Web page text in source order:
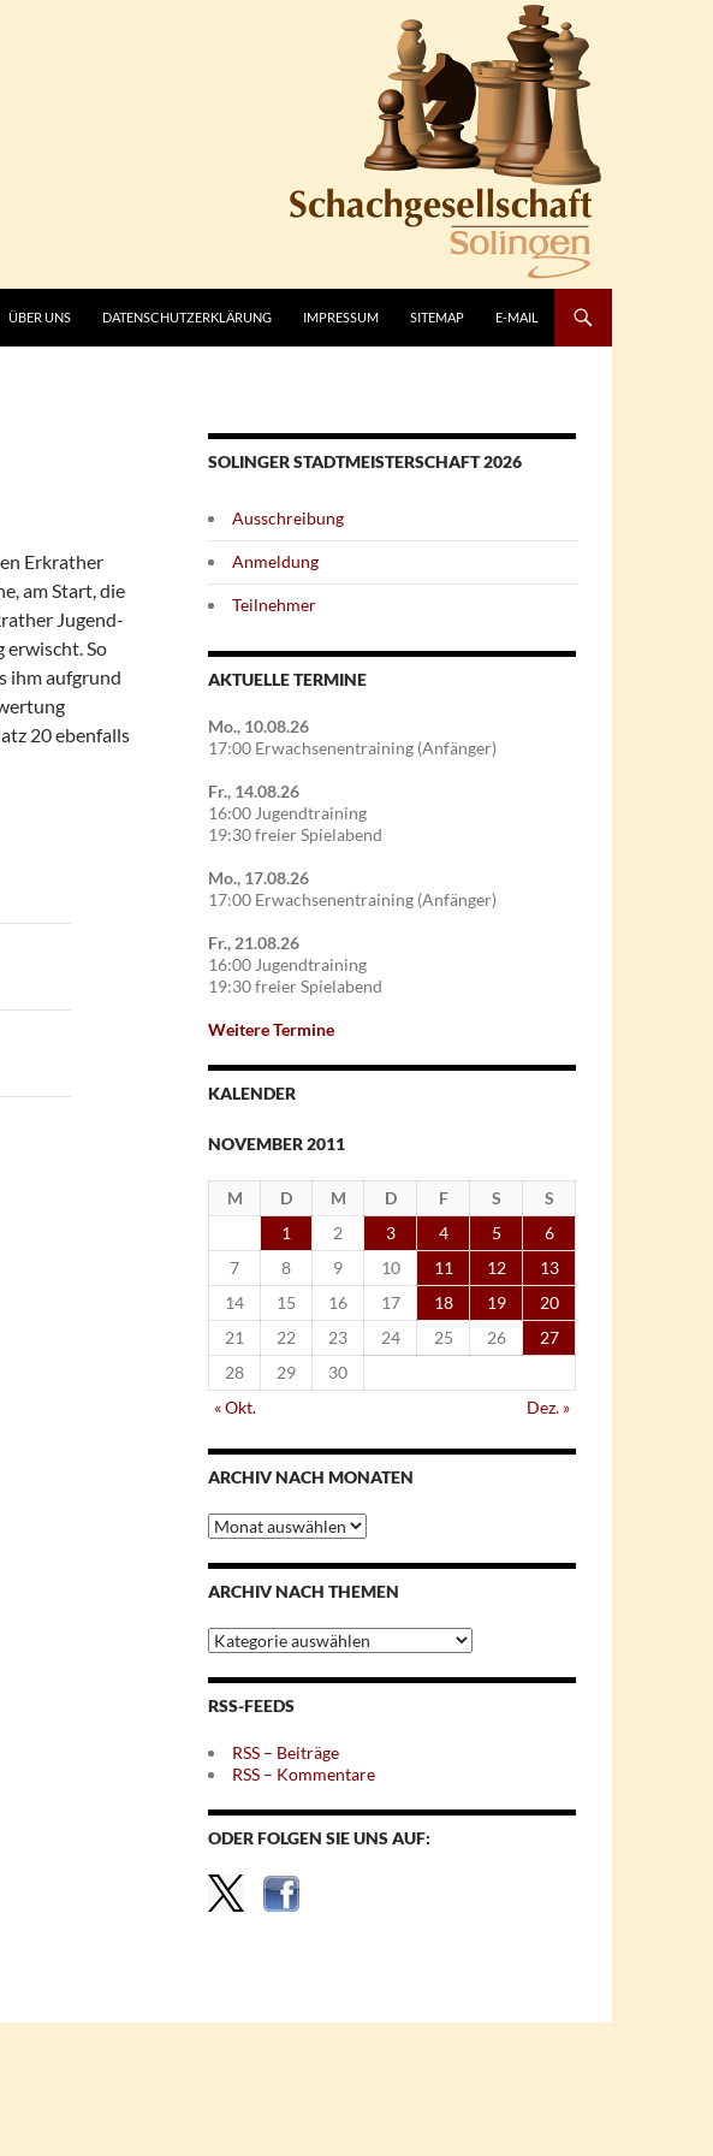
ÜBER UNS DATENSCHUTZERKLÄRUNG IMPRESSUM SITEMAP E-MAIL
Erkrather
am Start, die
Jugend-
erwischt. So
ihm aufgrund
20 ebenfalls
SOLINGER STADTMEISTERSCHAFT 2026
Ausschreibung
Anmeldung
Teilnehmer
AKTUELLE TERMINE
Mo., 10.08.26
17:00 Erwachsenentraining (Anfänger)
Fr., 14.08.26
16:00 Jugendtraining
19:30 freier Spielabend
Mo., 17.08.26
17:00 Erwachsenentraining (Anfänger)
Fr., 21.08.26
16:00 Jugendtraining
19:30 freier Spielabend
Weitere Termine
KALENDER
NOVEMBER 2011
M D M D F S
S
1
2 3 4 5
6
7
8 9 10 11 12
13
14
15 16 17 18 19
20
21
22 23 24 25 26
27
28
29
30
« Okt.
Dez. »
ARCHIV NACH MONATEN
Archiv
nach
Monaten
ARCHIV NACH THEMEN
Archiv
nach
Themen
RSS-FEEDS
RSS – Beiträge
RSS – Kommentare
ODER FOLGEN SIE UNS AUF: